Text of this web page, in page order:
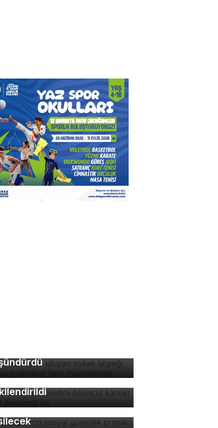
acı biber tüketimi
kanser riskiyle
sosyal
primleri kaynaktan